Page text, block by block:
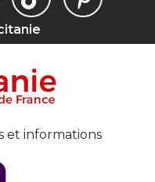
et informations